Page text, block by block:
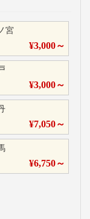
宮
¥3,000～
¥3,000～
¥7,050～
¥6,750～